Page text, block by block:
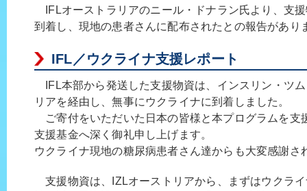
IFLオーストラリアのニール・ドナラン氏より、支
到着し、現地の患者さんに配布されたとの報告があり
IFL／ウクライナ支援レポート
IFL本部から発送した支援物資は、インスリン・ツ
リアを経由し、無事にウクライナに到着しました。
ご寄付をいただいた日本の皆様と本プログラムを支
支援基金へ深く御礼申し上げます。
ウクライナ現地の糖尿病患者さん達からも大変感謝さ
支援物資は、IZLオーストリアから、まずはウクラ